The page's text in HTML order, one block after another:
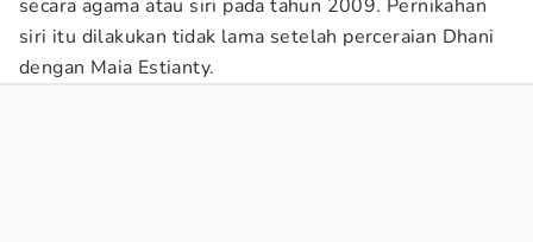
secara agama atau siri pada tahun 2009. Pernikahan
siri itu dilakukan tidak lama setelah perceraian Dhani
dengan Maia Estianty.